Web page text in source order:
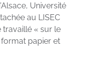
Université
au LISEC
travaillé « sur le
papier et